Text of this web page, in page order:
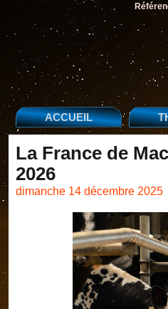
ACCUEIL
La France de
2026
dimanche 14 décembre 2025